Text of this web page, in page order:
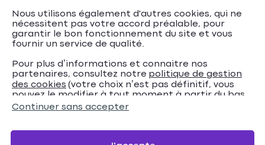
Accueil Assurance animaux Conseils
Identification du
chat : l'essentiel à savoir
Identification du chat :
Nous utilisons également d'autres cookies, qui ne
nécessitent pas votre accord préalable, pour
garantir le bon fonctionnement du site et vous
fournir un service de qualité.
Pour plus d’informations et connaitre nos
partenaires, consultez notre politique de gestion
des cookies (votre choix n’est pas définitif, vous
pouvez le modifier à tout moment à partir du bas
de page de notre site).
Continuer sans accepter